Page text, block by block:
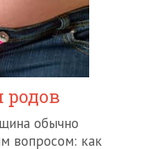
обычно
вопросом: как